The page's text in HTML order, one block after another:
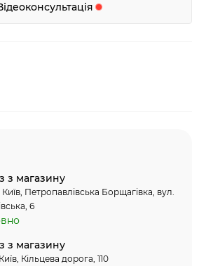
з магазину
Петропавлівська Борщагівка, вул.
6
з магазину
Кільцева дорога, 110